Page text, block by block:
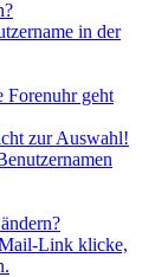
in der
Forenuhr geht
zur Auswahl!
Link klicke,